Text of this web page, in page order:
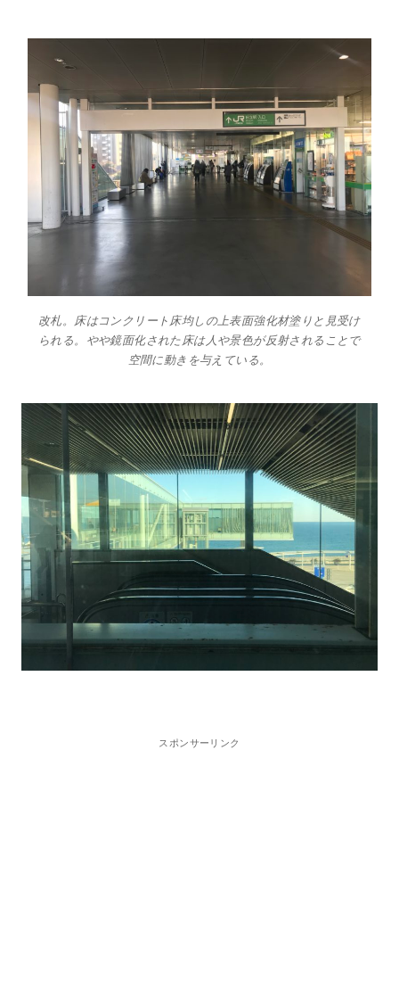
改札。床はコンクリート床均しの上表面強化材塗りと見受け
られる。やや鏡面化された床は人や景色が反射されることで
空間に動きを与えている。
スポンサーリンク